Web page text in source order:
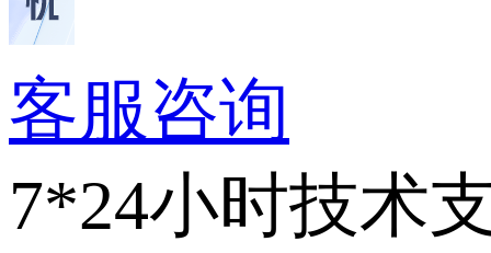
客服咨询
7*24小时技术